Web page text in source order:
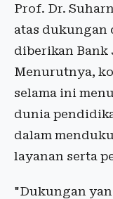
Prof. Dr.
atas dukungan
diberikan Bank
Menurutnya,
selama ini
dunia
dalam
layanan serta
"Dukungan